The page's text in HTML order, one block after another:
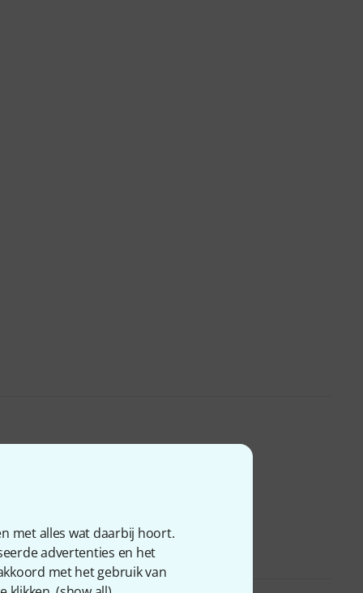
met alles wat daarbij hoort.
advertenties en het
met het gebruik van